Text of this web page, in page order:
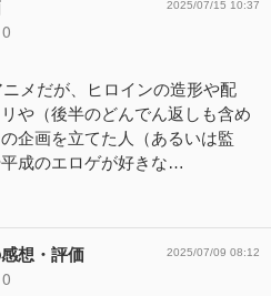
0
2025/07/15 10:37
メだが、ヒロインの造形や配
や（後半のどんでん返しも含め
企画を立てた人（あるいは監
成のエロゲが好きな…
想・評価
0
2025/07/09 08:12